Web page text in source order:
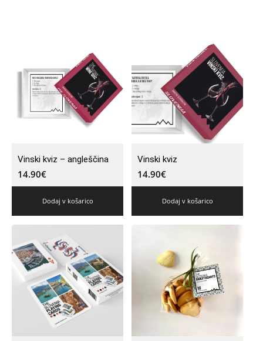
Vinski kviz – angleščina
14.90€
Dodaj v košarico
Vinski kviz
14.90€
Dodaj v košarico